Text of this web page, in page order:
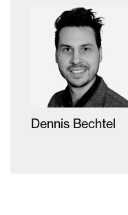
Dennis Bechtel